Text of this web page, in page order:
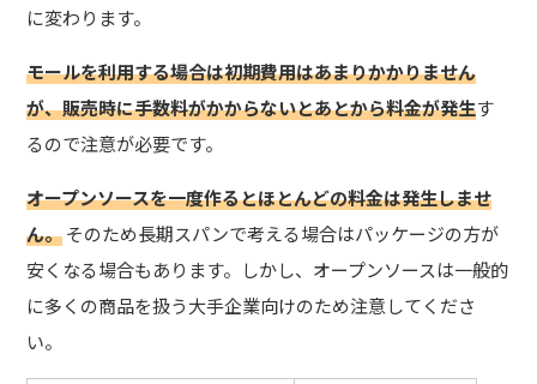
に変わります。
モールを利用する場合は初期費用はあまりかかりません
が、販売時に手数料がかからないとあとから料金が発生す
るので注意が必要です。
オープンソースを一度作るとほとんどの料金は発生しませ
ん。そのため長期スパンで考える場合はパッケージの方が
安くなる場合もあります。しかし、オープンソースは一般的
に多くの商品を扱う大手企業向けのため注意してくださ
い。